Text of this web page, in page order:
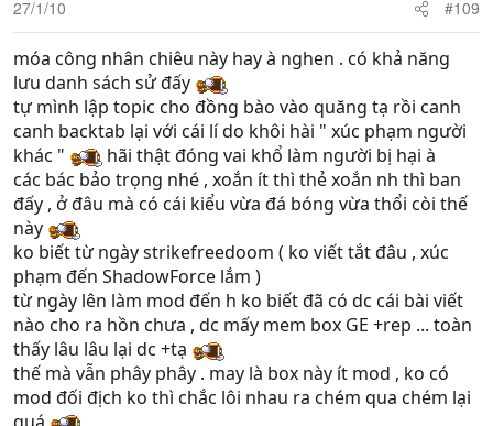
27/1/10 #109
móa công nhân chiêu này hay à nghen . có khả năng
lưu danh sách sử đấy
tự mình lập topic cho đồng bào vào quăng tạ rồi canh
canh backtab lại với cái lí do khôi hài " xúc phạm người
khác "
hãi thật đóng vai khổ làm người bị hại à
các bác bảo trọng nhé , xoắn ít thì thẻ xoắn nh thì ban
đấy , ở đâu mà có cái kiểu vừa đá bóng vừa thổi còi thế
này
ko biết từ ngày strikefreedoom ( ko viết tắt đâu , xúc
phạm đến ShadowForce lắm )
từ ngày lên làm mod đến h ko biết đã có dc cái bài viết
nào cho ra hồn chưa , dc mấy mem box GE +rep ... toàn
thấy lâu lâu lại dc +tạ
thế mà vẫn phây phây . may là box này ít mod , ko có
mod đối địch ko thì chắc lôi nhau ra chém qua chém lại